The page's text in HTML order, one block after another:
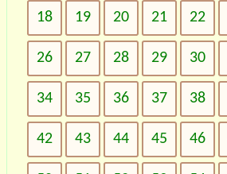
18 19 20 21 22
26 27 28 29 30
34 35 36 37 38
42 43 44 45 46